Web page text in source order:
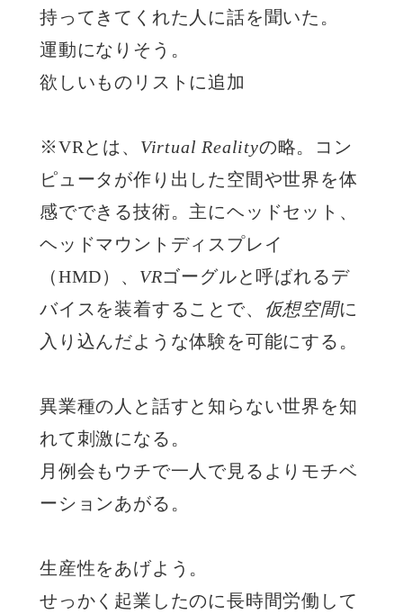
持ってきてくれた人に話を聞いた。
運動になりそう。
欲しいものリストに追加
※VRとは、 Virtual Realityの略。コン
ピュータが作り出した空間や世界を体
感でできる技術。主にヘッドセット、
ヘッドマウントディスプレイ
（HMD）、 VRゴーグルと呼ばれるデ
バイスを装着することで、
仮想空間に
入り込んだような体験を可能にする。
異業種の人と話すと知らない世界を知
れて刺激になる。
月例会もウチで一人で見るよりモチベ
ーションあがる。
生産性をあげよう。
せっかく起業したのに長時間労働して